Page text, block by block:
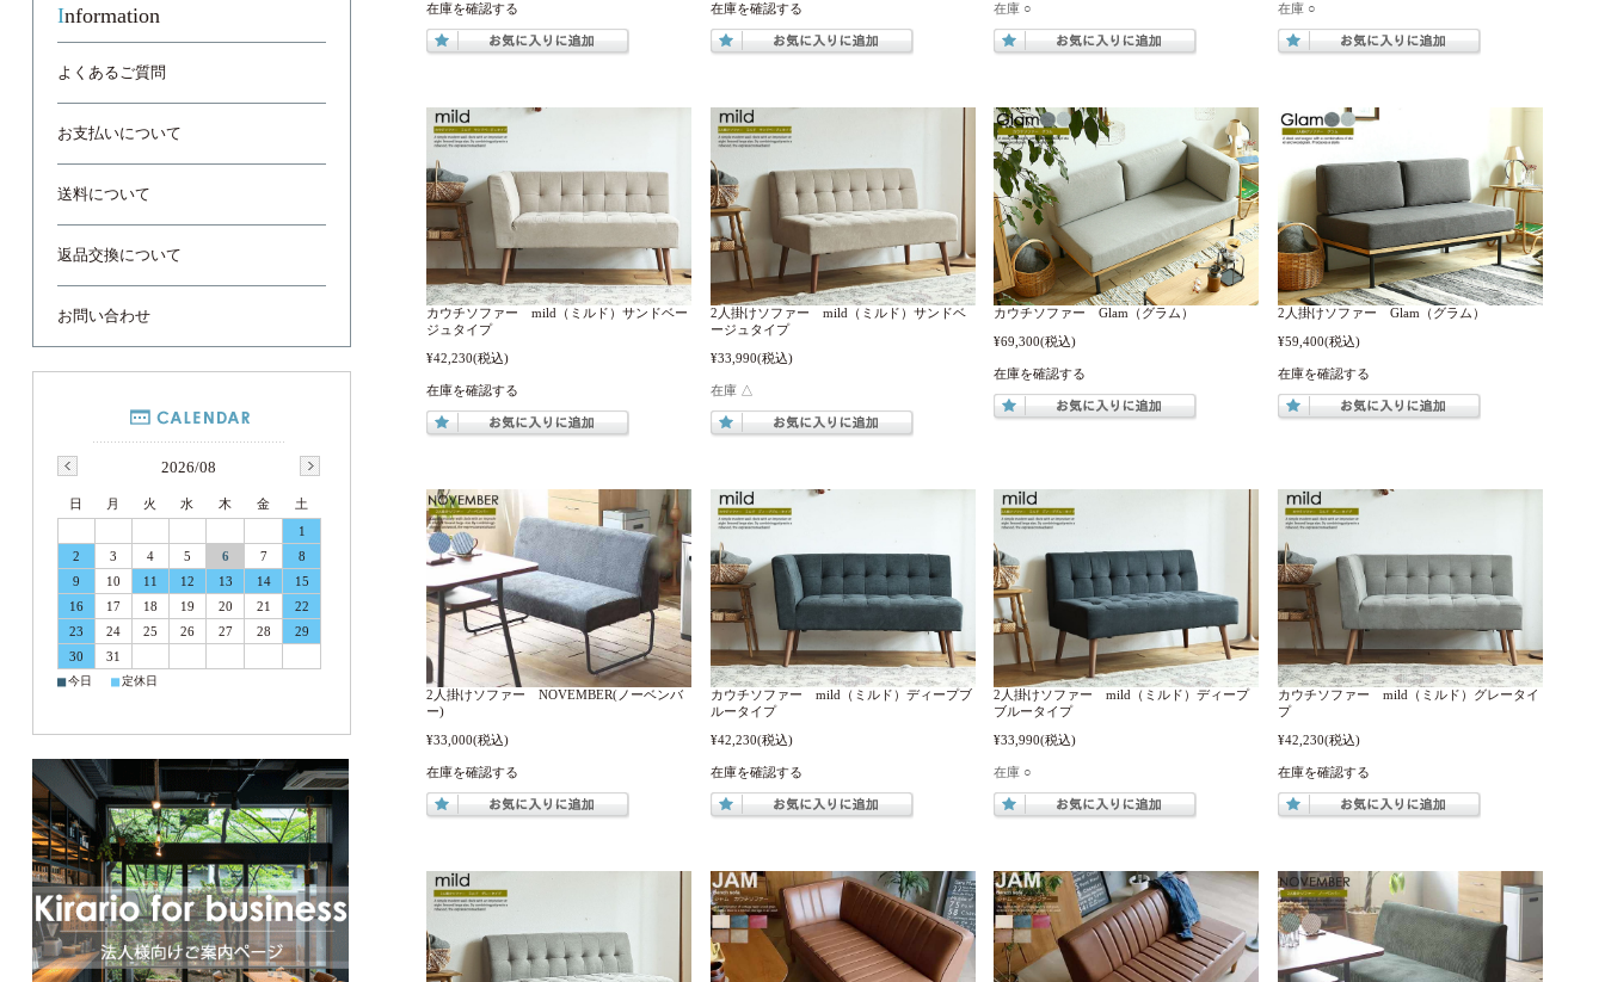
在庫を確認する 在庫を確認する 在庫 ○ 在庫 ○
カウチソファー mild（ミルド）サンドベー
ジュタイプ
¥42,230(税込)
在庫を確認する
2人掛けソファー mild（ミルド）サンドベ
ージュタイプ
¥33,990(税込)
在庫 △
カウチソファー Glam（グラム）
¥69,300(税込)
在庫を確認する
2人掛けソファー Glam（グラム）
¥59,400(税込)
在庫を確認する
2人掛けソファー NOVEMBER(ノーベンバ
ー)
¥33,000(税込)
在庫を確認する
カウチソファー mild（ミルド）ディープブ
ルータイプ
¥42,230(税込)
在庫を確認する
2人掛けソファー mild（ミルド）ディープ
ブルータイプ
¥33,990(税込)
在庫 ○
カウチソファー mild（ミルド）グレータイ
プ
¥42,230(税込)
在庫を確認する
Information
よくあるご質問
お支払いについて
送料について
返品交換について
お問い合わせ
2026/08
日 月 火 水 木 金
土
1
2
3 4 5 6 7
8
9
10 11 12 13 14
15
16
17 18 19 20 21
22
23
24 25 26 27 28
29
30
31
■今日 ■定休日